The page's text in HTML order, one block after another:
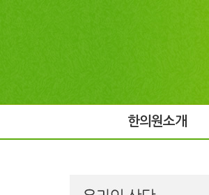
한의원소개